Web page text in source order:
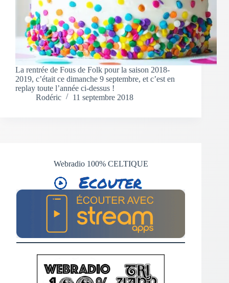
La rentrée de Fous de Folk pour la saison 2018-
2019, c’était ce dimanche 9 septembre, et c’est en
replay toute l’année ci-dessus !
Rodéric
11 septembre 2018
Webradio 100% CELTIQUE